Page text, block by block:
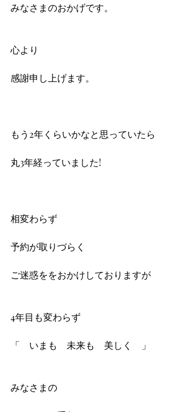
みなさまのおかげです。
心より
感謝申し上げます。
もう2年くらいかなと思っていたら
丸3年経っていました!
相変わらず
予約が取りづらく
ご迷惑ををおかけしておりますが
4年目も変わらず
「　いまも　未来も　美しく　」
みなさまの